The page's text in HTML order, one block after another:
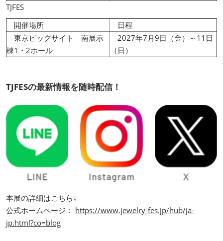
TJFES
開催場所
日程
東京ビッグサイト 南展示
棟1・2ホール
2027年7月9日（金）～11日
（日）
TJFESの最新情報を随時配信！
本展の詳細はこちら↓
公式ホームページ： https://www.jewelry-fes.jp/hub/ja-
jp.html?co=blog